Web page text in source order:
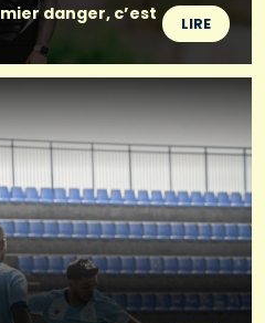
danger, c’est
LIRE